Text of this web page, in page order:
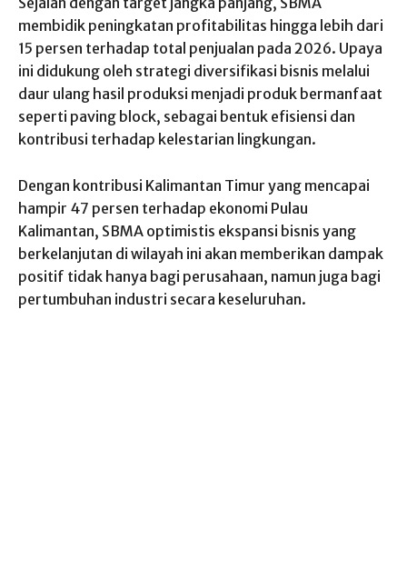
membidik peningkatan profitabilitas hingga lebih dari
15 persen terhadap total penjualan pada 2026. Upaya
ini didukung oleh strategi diversifikasi bisnis melalui
daur ulang hasil produksi menjadi produk bermanfaat
seperti paving block, sebagai bentuk efisiensi dan
kontribusi terhadap kelestarian lingkungan.
Dengan kontribusi Kalimantan Timur yang mencapai
hampir 47 persen terhadap ekonomi Pulau
Kalimantan, SBMA optimistis ekspansi bisnis yang
berkelanjutan di wilayah ini akan memberikan dampak
positif tidak hanya bagi perusahaan, namun juga bagi
pertumbuhan industri secara keseluruhan.